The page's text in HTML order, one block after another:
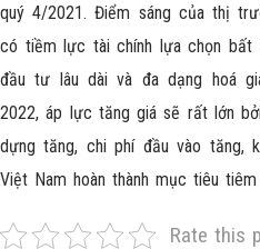
quý 4/2021. Điểm sáng của thị
có tiềm lực tài chính lựa chọn bất
đầu tư lâu dài và đa dạng hoá
2022, áp lực tăng giá sẽ rất lớn
dựng tăng, chi phí đầu vào tăng,
Việt Nam hoàn thành mục tiêu
Rate this